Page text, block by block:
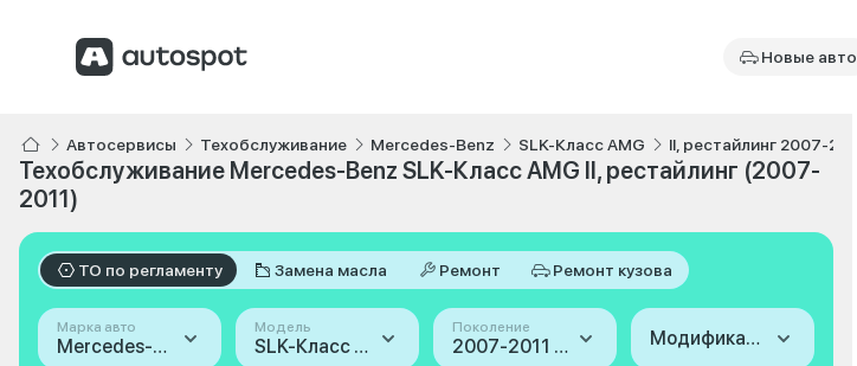
Новые авто
Автосервисы Техобслуживание Mercedes-Benz SLK-Класс AMG II, рестайлинг 2007-2011
Техобслуживание Mercedes-Benz SLK-Класс AMG II, рестайлинг (2007-
2011)
ТО по регламенту Замена масла Ремонт Ремонт кузова
Марка авто
Mercedes-Benz
Модель
SLK-Класс AMG
Поколение
2007-2011 (II, рестайлинг) Модификация